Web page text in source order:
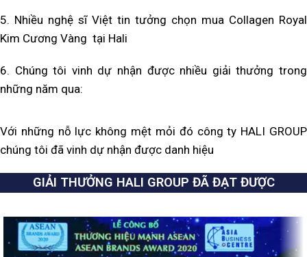
5. Nhiều nghệ sĩ Việt tin tưởng chọn mua Collagen Royal
Kim Cương Vàng tại Hali
6. Chúng tôi vinh dự nhận được nhiều giải thưởng trong
những năm qua:
Với những nỗ lực không mệt mỏi đó công ty HALI GROUP
chúng tôi đã vinh dự nhận được danh hiệu
GIẢI THƯỞNG HALI GROUP ĐÃ ĐẠT ĐƯỢC